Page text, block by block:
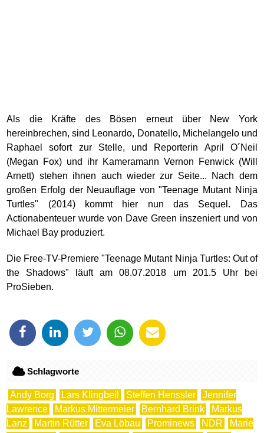
Als die Kräfte des Bösen erneut über New York
hereinbrechen, sind Leonardo, Donatello, Michelangelo und
Raphael sofort zur Stelle, und Reporterin April O´Neil
(Megan Fox) und ihr Kameramann Vernon Fenwick (Will
Arnett) stehen ihnen auch wieder zur Seite... Nach dem
großen Erfolg der Neuauflage von "Teenage Mutant Ninja
Turtles" (2014) kommt hier nun das Sequel. Das
Actionabenteuer wurde von Dave Green inszeniert und von
Michael Bay produziert.
Die Free-TV-Premiere "Teenage Mutant Ninja Turtles: Out of
the Shadows" läuft am 08.07.2018 um 201.5 Uhr bei
ProSieben.
Schlagworte
Andy Borg Lars Klingbeil Steffen Henssler
Jennifer
Lawrence
Markus Mittermeier Bernhard Brink
Markus
Lanz
Martin Rütter Eva Löbau Prominews NDR
Marie